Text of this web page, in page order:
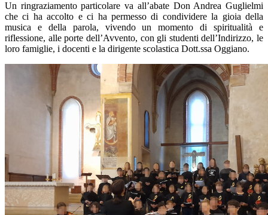
Un ringraziamento particolare va all’abate Don Andrea Guglielmi
che ci ha accolto e ci ha permesso di condividere la gioia della
musica e della parola, vivendo un momento di spiritualità e
riflessione, alle porte dell’Avvento, con gli studenti dell’Indirizzo, le
loro famiglie, i docenti e la dirigente scolastica Dott.ssa Oggiano.